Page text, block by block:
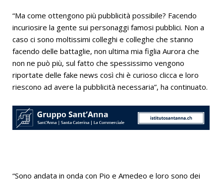
“Ma come ottengono più pubblicità possibile? Facendo
incuriosire la gente sui personaggi famosi pubblici. Non a
caso ci sono moltissimi colleghi e colleghe che stanno
facendo delle battaglie, non ultima mia figlia Aurora che
non ne può più, sul fatto che spessissimo vengono
riportate delle fake news così chi è curioso clicca e loro
riescono ad avere la pubblicità necessaria”, ha continuato.
“Sono andata in onda con Pio e Amedeo e loro sono dei